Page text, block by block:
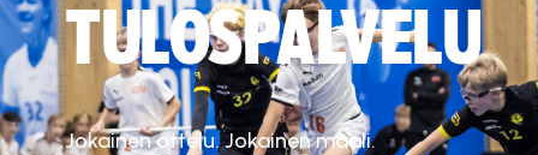
TULOSPALVELU
Jokainen ottelu. Jokainen maali.